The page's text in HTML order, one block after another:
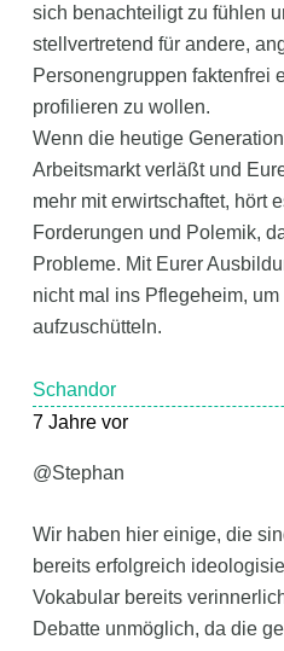
sich benachteiligt zu fühlen
stellvertretend für andere,
Personengruppen faktenfrei
profilieren zu wollen.
Wenn die heutige
Arbeitsmarkt verläßt und
mehr mit erwirtschaftet, hört
Forderungen und Polemik,
Probleme. Mit Eurer
nicht mal ins Pflegeheim, um
aufzuschütteln.
Schandor
7 Jahre vor
@Stephan
Wir haben hier einige, die
bereits erfolgreich
Vokabular bereits
Debatte unmöglich, da die